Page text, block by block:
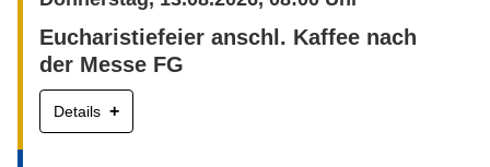
Eucharistiefeier anschl. Kaffee nach
der Messe FG
Details +